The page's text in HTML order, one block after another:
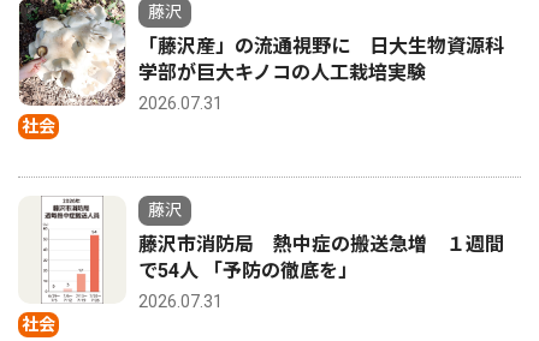
社会
藤沢
「藤沢産」の流通視野に 日大生物資源科
学部が巨大キノコの人工栽培実験
2026.07.31
社会
藤沢
藤沢市消防局 熱中症の搬送急増 １週間
で54人 「予防の徹底を」
2026.07.31